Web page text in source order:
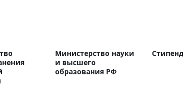
Министерство науки
и высшего
образования РФ